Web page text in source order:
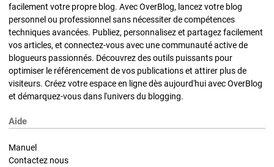
facilement votre propre blog. Avec OverBlog, lancez votre blog
personnel ou professionnel sans nécessiter de compétences
techniques avancées. Publiez, personnalisez et partagez facilement
vos articles, et connectez-vous avec une communauté active de
blogueurs passionnés. Découvrez des outils puissants pour
optimiser le référencement de vos publications et attirer plus de
visiteurs. Créez votre espace en ligne dès aujourd'hui avec OverBlog
et démarquez-vous dans l'univers du blogging.
Aide
Manuel
Contactez nous